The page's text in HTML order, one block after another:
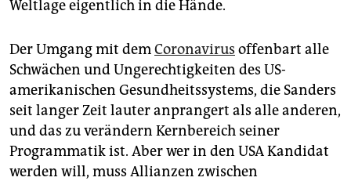
Weltlage eigentlich in die Hände.
Der Umgang mit demCoronavirus offenbart alle
Schwächen und Ungerechtigkeiten des US-
amerikanischen Gesundheitssystems, die Sanders
seit langer Zeit lauter anprangert als alle anderen,
und das zu verändern Kernbereich seiner
Programmatik ist. Aber wer in den USA Kandidat
werden will, muss Allianzen zwischen